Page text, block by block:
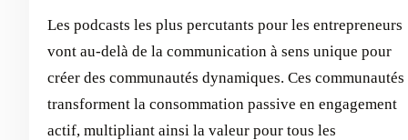
Les podcasts les plus percutants pour les entrepreneurs
vont au-delà de la communication à sens unique pour
créer des communautés dynamiques. Ces communautés
transforment la consommation passive en engagement
actif, multipliant ainsi la valeur pour tous les